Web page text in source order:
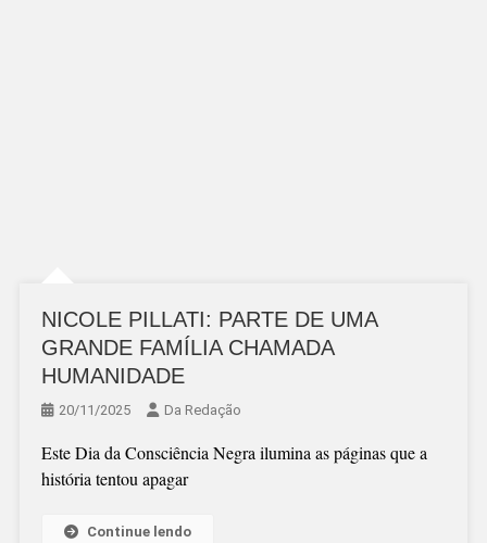
NICOLE PILLATI: PARTE DE UMA
GRANDE FAMÍLIA CHAMADA
HUMANIDADE
20/11/2025 Da Redação
Este Dia da Consciência Negra ilumina as páginas que a
história tentou apagar
Continue lendo